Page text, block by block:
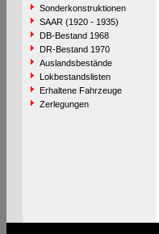
Sonderkonstruktionen
SAAR (1920 - 1935)
DB-Bestand 1968
DR-Bestand 1970
Auslandsbestände
Lokbestandslisten
Erhaltene Fahrzeuge
Zerlegungen